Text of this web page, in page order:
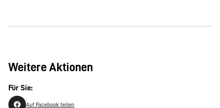
Weitere Aktionen
Für Sie:
Auf Facebook teilen